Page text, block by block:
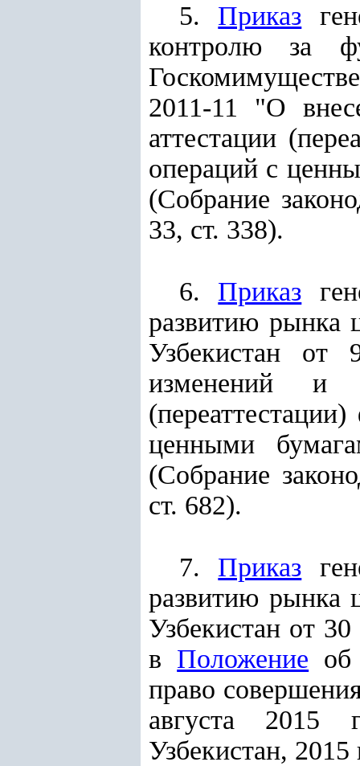
5. Приказ
контролю за
2011-11 "О
аттестации
операций с
(Собрание
33, ст. 338).
6. Приказ
развитию рынка
Узбекистан
изменений
ценными
(Собрание
ст. 682).
7. Приказ
развитию рынка
Узбекистан от
в Положение об
право
августа 2015
Узбекистан, 2015